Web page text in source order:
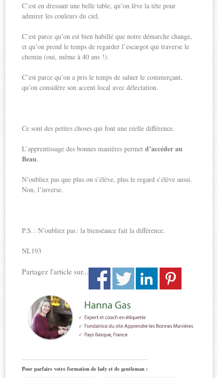
C’est en dressant une belle table, qu’on lève la tête pour
admirer les couleurs du ciel.
C’est parce qu’on est bien habillé que notre démarche change,
et qu’on prend le temps de regarder l’escargot qui traverse le
chemin (oui, même à 40 ans !).
C’est parce qu’on a pris le temps de saluer le commerçant,
qu’on considère son accent local avec délectation.
Ce sont des petites choses qui font une réelle différence.
L’apprentissage des bonnes manières permetd’accéder au
Beau.
N’oubliez pas que plus on s’élève, plus le regard s’élève aussi.
Non, l’inverse.
P.S. : N’oubliez pas : la bienséance fait la différence.
NL193
Partagez l'article sur...
Pour parfaire votre formation de lady et de gentleman :